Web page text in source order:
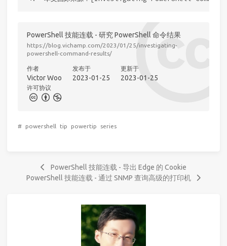
PowerShell 技能连载 - 研究 PowerShell 命令结果
https://blog.vichamp.com/2023/01/25/investigating-
powershell-command-results/
作者
Victor Woo
发布于
2023-01-25
更新于
2023-01-25
许可协议
# powershell tip powertip series
PowerShell 技能连载 - 导出 Edge 的 Cookie
PowerShell 技能连载 - 通过 SNMP 查询高级的打印机